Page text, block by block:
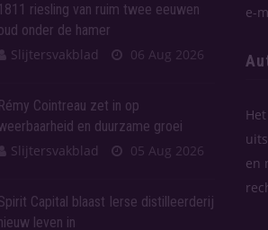
1811 riesling van ruim twee eeuwen
onder de hamer
Slijtersvakblad
06 Aug 2026
Rémy Cointreau zet in op
en duurzame groei
Slijtersvakblad
05 Aug 2026
Capital blaast Ierse distilleerderij
leven in
e-
en